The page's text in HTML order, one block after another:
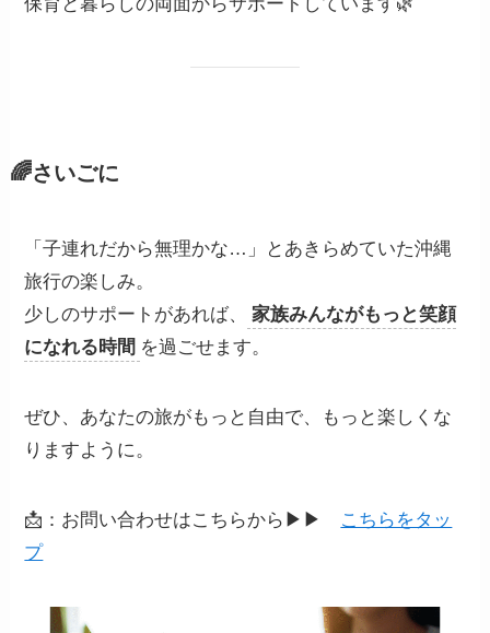
🌈さいごに
「子連れだから無理かな…」とあきらめていた沖縄
旅行の楽しみ。
少しのサポートがあれば、
家族みんながもっと笑顔
になれる時間 を過ごせます。
ぜひ、あなたの旅がもっと自由で、もっと楽しくな
りますように。
📩：お問い合わせはこちらから▶▶ こちらをタッ
プ